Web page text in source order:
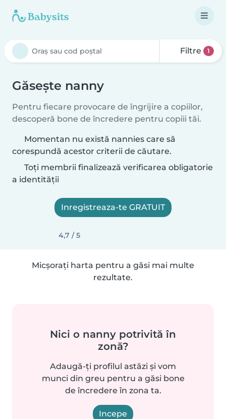
Filtre 1
Găsește nanny
Pentru fiecare provocare de îngrijire a copiilor,
descoperă bone de încredere pentru copiii tăi.
Momentan nu există nannies care să
corespundă acestor criterii de căutare.
Toți membrii finalizează verificarea obligatorie
a identității
Inregistreaza-te GRATUIT
4,7 / 5
Micșorați harta pentru a găsi mai multe
rezultate.
Nici o nanny potrivită în
zonă?
Adaugă-ți profilul astăzi și vom
munci din greu pentru a găsi bone
de încredere în zona ta.
Incepe